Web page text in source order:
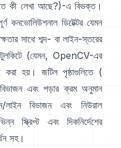
কী লেখা আছে?)-এ বিভক্ত।
কনভোলিউশনাল ডিটেক্টর যেমন
সাথে শব্দ- বা লাইন-স্তরের
(যেমন, OpenCV-এর
হয়। জটিল পৃষ্ঠাগুলিতে (
এবং পড়ার ক্রম অনুমান
বিভাজন এবং নিউরাল
স্ক্রিপ্ট এবং দিকনির্দেশের
সহ।